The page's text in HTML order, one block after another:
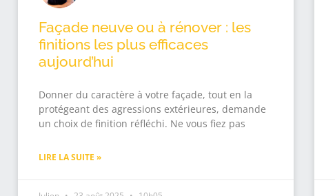
Façade neuve ou à rénover : les
finitions les plus efficaces
aujourd’hui
Donner du caractère à votre façade, tout en la
protégeant des agressions extérieures, demande
un choix de finition réfléchi. Ne vous fiez pas
LIRE LA SUITE »